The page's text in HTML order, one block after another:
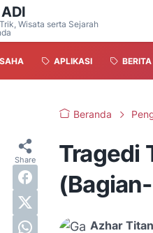
Wisata serta Sejarah
APLIKASI BERITA
Beranda
Tragedi
Azhar Titan